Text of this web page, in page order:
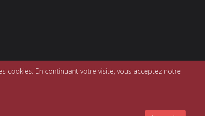
cookies. En continuant votre visite, vous acceptez notre